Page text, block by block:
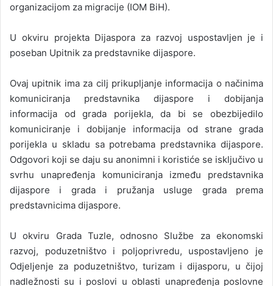
organizacijom za migracije (IOM BiH).
U okviru projekta Dijaspora za razvoj uspostavljen je i
poseban Upitnik za predstavnike dijaspore.
Ovaj upitnik ima za cilj prikupljanje informacija o načinima
komuniciranja predstavnika dijaspore i dobijanja
informacija od grada porijekla, da bi se obezbijedilo
komuniciranje i dobijanje informacija od strane grada
porijekla u skladu sa potrebama predstavnika dijaspore.
Odgovori koji se daju su anonimni i koristiće se isključivo u
svrhu unapređenja komuniciranja između predstavnika
dijaspore i grada i pružanja usluge grada prema
predstavnicima dijaspore.
U okviru Grada Tuzle, odnosno Službe za ekonomski
razvoj, poduzetništvo i poljoprivredu, uspostavljeno je
Odjeljenje za poduzetništvo, turizam i dijasporu, u čijoj
nadležnosti su i poslovi u oblasti unapređenja poslovne